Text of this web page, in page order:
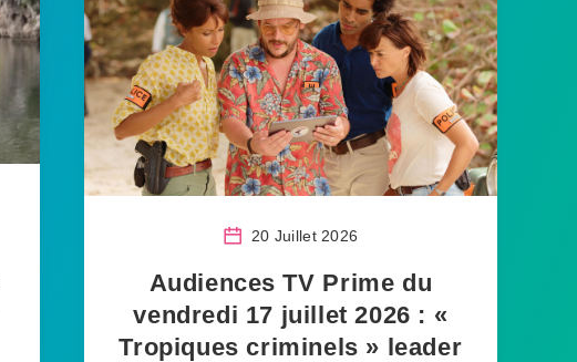
20 Juillet 2026
Audiences TV Prime du
vendredi 17 juillet 2026 : «
Tropiques criminels » leader